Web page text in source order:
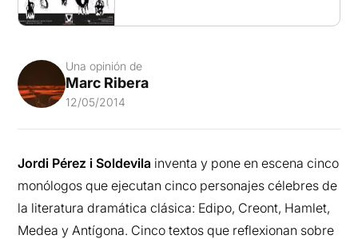
Una opinión de
Marc Ribera
12/05/2014
Jordi Pérez i Soldevila inventa y pone en escena cinco
monólogos que ejecutan cinco personajes célebres de
la literatura dramática clásica: Edipo, Creont, Hamlet,
Medea y Antígona. Cinco textos que reflexionan sobre